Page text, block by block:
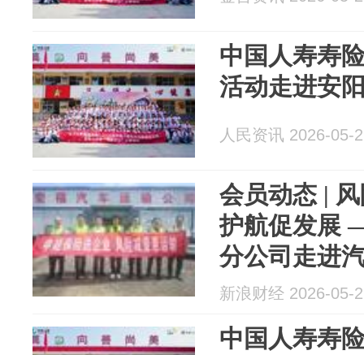
中国人寿寿
活动走进安
人民资讯 2026-05-
会员动态 | 风
护航促发展
分公司走进
安...
新浪财经 2026-05-
中国人寿寿